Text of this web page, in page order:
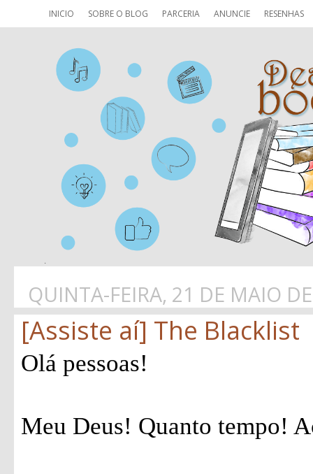
INICIO SOBRE O BLOG PARCERIA ANUNCIE RESENHAS
QUINTA-FEIRA, 21 DE MAIO
[Assiste aí] The Blacklist
Olá pessoas!
Meu Deus! Quanto tempo!